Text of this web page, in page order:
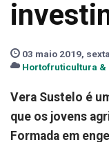
03 maio 2019,
Hortofruticultura &
Vera Sustelo é
que os jovens
Formada em